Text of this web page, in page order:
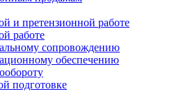
и претензионной работе
работе
сопровождению
обеспечению
подготовке